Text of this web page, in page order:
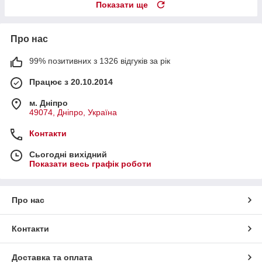
Показати ще
Про нас
99% позитивних з 1326 відгуків за рік
Працює з 20.10.2014
м. Дніпро
49074, Дніпро, Україна
Контакти
Сьогодні вихідний
Показати весь графік роботи
Про нас
Контакти
Доставка та оплата